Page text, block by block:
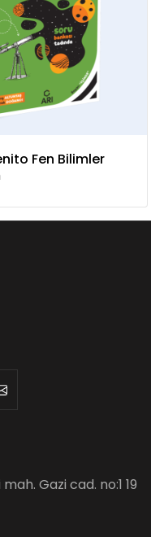
Fen Bilimler
Gazi cad. no:1 19